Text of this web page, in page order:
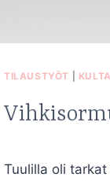
TILAUSTYÖT
Tuulilla oli